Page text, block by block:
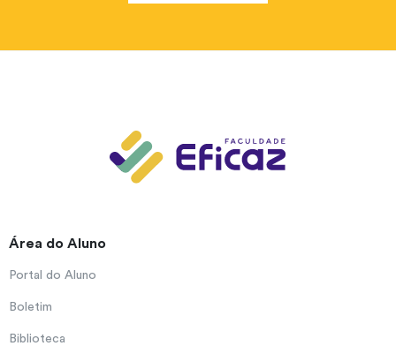
Área do Aluno
Portal do Aluno
Boletim
Biblioteca